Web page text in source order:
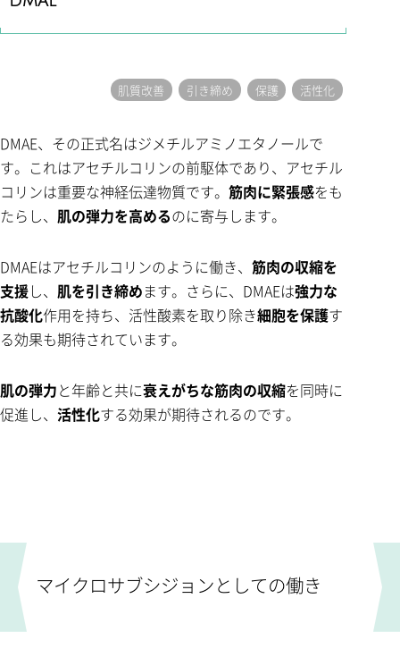
肌質改善 引き締め 保護 活性化
DMAE、その正式名はジメチルアミノエタノールで
す。これはアセチルコリンの前駆体であり、アセチル
コリンは重要な神経伝達物質です。 筋肉に緊張感をも
たらし、 肌の弾力を高めるのに寄与します。
DMAEはアセチルコリンのように働き、 筋肉の収縮を
支援し、 肌を引き締めます。さらに、DMAEは強力な
抗酸化作用を持ち、活性酸素を取り除き細胞を保護す
る効果も期待されています。
肌の弾力と年齢と共に衰えがちな筋肉の収縮を同時に
促進し、 活性化する効果が期待されるのです。
マイクロサブシジョンとしての働き